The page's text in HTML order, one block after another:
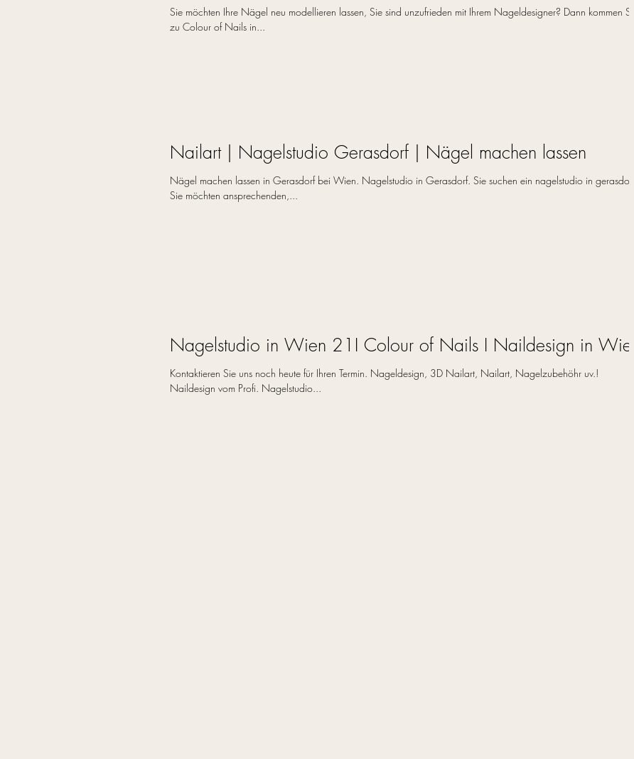
Sie möchten Ihre Nägel neu modellieren lassen, Sie sind unzufrieden mit Ihrem Nageldesigner? Dann kommen Sie
zu Colour of Nails in...
Nailart | Nagelstudio Gerasdorf | Nägel machen lassen
Nägel machen lassen in Gerasdorf bei Wien. Nagelstudio in Gerasdorf. Sie suchen ein nagelstudio in gerasdorf -
Sie möchten ansprechenden,...
Nagelstudio in Wien 21I Colour of Nails I Naildesign in Wien
Kontaktieren Sie uns noch heute für Ihren Termin. Nageldesign, 3D Nailart, Nailart, Nagelzubehöhr uv.!
Naildesign vom Profi. Nagelstudio...